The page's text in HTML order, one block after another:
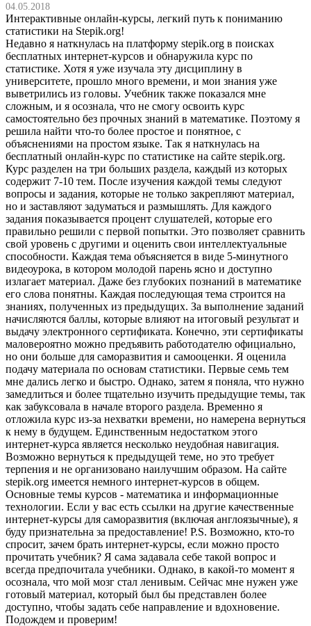
04.05.2018
Интерактивные онлайн-курсы, легкий путь к пониманию
статистики на Stepik.org!
Недавно я наткнулась на платформу stepik.org в поисках
бесплатных интернет-курсов и обнаружила курс по
статистике. Хотя я уже изучала эту дисциплину в
университете, прошло много времени, и мои знания уже
выветрились из головы. Учебник также показался мне
сложным, и я осознала, что не смогу освоить курс
самостоятельно без прочных знаний в математике. Поэтому я
решила найти что-то более простое и понятное, с
объяснениями на простом языке. Так я наткнулась на
бесплатный онлайн-курс по статистике на сайте stepik.org.
Курс разделен на три больших раздела, каждый из которых
содержит 7-10 тем. После изучения каждой темы следуют
вопросы и задания, которые не только закрепляют материал,
но и заставляют задуматься и размышлять. Для каждого
задания показывается процент слушателей, которые его
правильно решили с первой попытки. Это позволяет сравнить
свой уровень с другими и оценить свои интеллектуальные
способности. Каждая тема объясняется в виде 5-минутного
видеоурока, в котором молодой парень ясно и доступно
излагает материал. Даже без глубоких познаний в математике
его слова понятны. Каждая последующая тема строится на
знаниях, полученных из предыдущих. За выполнение заданий
начисляются баллы, которые влияют на итоговый результат и
выдачу электронного сертификата. Конечно, эти сертификаты
маловероятно можно предъявить работодателю официально,
но они больше для саморазвития и самооценки. Я оценила
подачу материала по основам статистики. Первые семь тем
мне дались легко и быстро. Однако, затем я поняла, что нужно
замедлиться и более тщательно изучить предыдущие темы, так
как забуксовала в начале второго раздела. Временно я
отложила курс из-за нехватки времени, но намерена вернуться
к нему в будущем. Единственным недостатком этого
интернет-курса является несколько неудобная навигация.
Возможно вернуться к предыдущей теме, но это требует
терпения и не организовано наилучшим образом. На сайте
stepik.org имеется немного интернет-курсов в общем.
Основные темы курсов - математика и информационные
технологии. Если у вас есть ссылки на другие качественные
интернет-курсы для саморазвития (включая англоязычные), я
буду признательна за предоставление! P.S. Возможно, кто-то
спросит, зачем брать интернет-курсы, если можно просто
прочитать учебник? Я сама задавала себе такой вопрос и
всегда предпочитала учебники. Однако, в какой-то момент я
осознала, что мой мозг стал ленивым. Сейчас мне нужен уже
готовый материал, который был бы представлен более
доступно, чтобы задать себе направление и вдохновение.
Подождем и проверим!